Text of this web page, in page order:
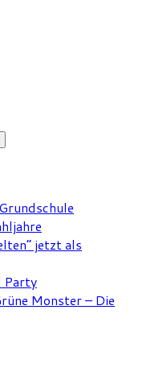
jetzt als
Party
Monster – Die